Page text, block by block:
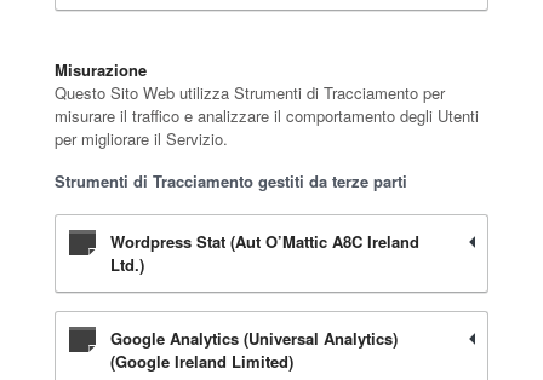
Misurazione
Questo Sito Web utilizza Strumenti di Tracciamento per
misurare il traffico e analizzare il comportamento degli Utenti
per migliorare il Servizio.
Strumenti di Tracciamento gestiti da terze parti
Wordpress Stat (Aut O’Mattic A8C Ireland
Ltd.)
Google Analytics (Universal Analytics)
(Google Ireland Limited)